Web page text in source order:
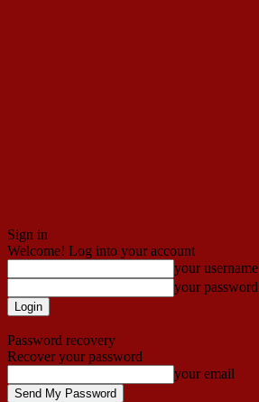
Sign in
Welcome! Log into your account
your username
your password
Password recovery
Recover your password
your email